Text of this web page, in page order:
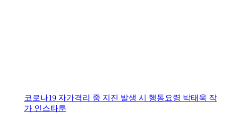
코로나19 자가격리 중 지진 발생 시 행동요령 박태욱 작
가 인스타툰